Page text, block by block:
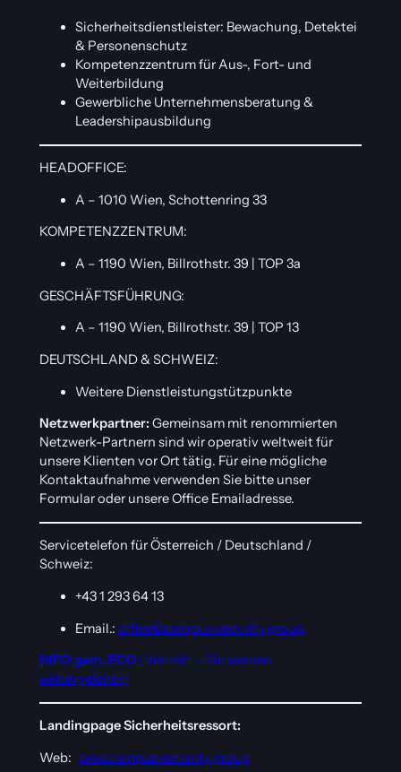
Sicherheitsdienstleister: Bewachung, Detektei
& Personenschutz
Kompetenzzentrum für Aus-, Fort- und
Weiterbildung
Gewerbliche Unternehmensberatung &
Leadershipausbildung
HEADOFFICE:
A – 1010 Wien, Schottenring 33
KOMPETENZZENTRUM:
A – 1190 Wien, Billrothstr. 39 | TOP 3a
GESCHÄFTSFÜHRUNG:
A – 1190 Wien, Billrothstr. 39 | TOP 13
DEUTSCHLAND & SCHWEIZ:
Weitere Dienstleistungstützpunkte
Netzwerkpartner: Gemeinsam mit renommierten
Netzwerk-Partnern sind wir operativ weltweit für
unsere Klienten vor Ort tätig. Für eine mögliche
Kontaktaufnahme verwenden Sie bitte unser
Formular oder unsere Office Emailadresse.
Servicetelefon für Österreich / Deutschland /
Schweiz:
+43 1 293 64 13
Email.: office@campus-security.group
INFO gem. ECG (Verlinkt – Sie werden
weitergeleitet)
Landingpage Sicherheitsressort:
Web: www.campus-security.group